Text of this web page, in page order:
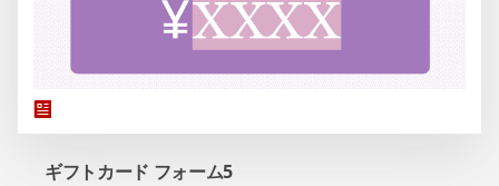
ギフトカード フォーム5